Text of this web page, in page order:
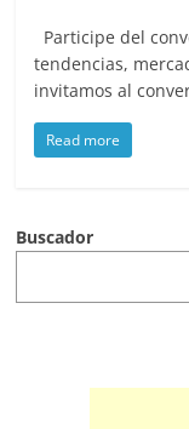
Participe del
tendencias,
invitamos al
Read more
Buscador